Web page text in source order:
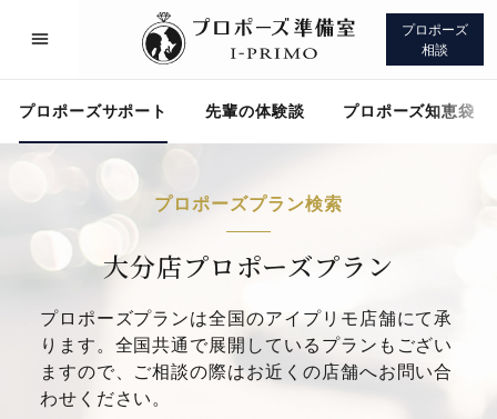
プロポーズ
相談
プロポーズサポート 先輩の体験談 プロポーズ知恵袋
プロポーズプラン検索
大分店プロポーズプラン
プロポーズプランは全国のアイプリモ店舗にて承
ります。全国共通で展開しているプランもござい
ますので、ご相談の際はお近くの店舗へお問い合
わせください。
プロポーズサポート 先輩の体験談
プロポーズ知恵袋 アイプリモについて